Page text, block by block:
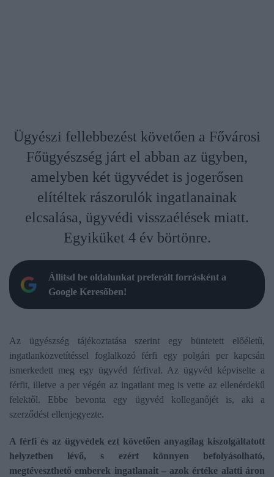
Ügyészi fellebbezést követően a Fővárosi
Főügyészség járt el abban az ügyben,
amelyben két ügyvédet is jogerősen
elítéltek rászorulók ingatlanainak
elcsalása, ügyvédi visszaélések miatt.
Egyiküket 4 év börtönre.
Állítsd be oldalunkat preferált forrásként a
Google Keresőben!
Az ügyészség tájékoztatása szerint egy büntetett előéletű,
ingatlanközvetítéssel foglalkozó férfi egy polgári per kapcsán
ismerkedett meg egy ügyvéd férfival. Az ügyvéd képviselte a
férfit, illetve a per végén az ingatlant meg is vette az ellenérdekű
felektől. Ebbe bevonta egy ügyvéd kolleganőjét is, aki a
szerződést ellenjegyezte.
A férfi és az ügyvédek ezt követően anyagilag kiszolgáltatott
helyzetben lévő, s ezért könnyen befolyásolható,
megtéveszthető emberek ingatlanait – azok értéke alatti áron